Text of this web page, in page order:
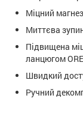
Міцний
Миттєва
Підвищена
ланцюгом
Швидкий
Ручний